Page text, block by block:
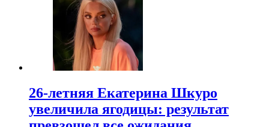
26-летняя Екатерина Шкуро
увеличила ягодицы: результат